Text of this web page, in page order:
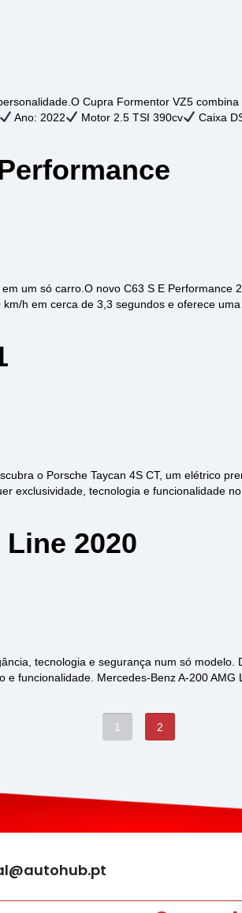
Cupra Formentor VZ5
Ano: 2022 Motor 2.5 TSI 390cv Caixa
um só carro.O novo C63 S E
h em cerca de 3,3 segundos e oferece
o Porsche Taycan 4S CT, um elétrico
exclusividade, tecnologia e funcionalidade
2020
tecnologia e segurança num só
funcionalidade. Mercedes-Benz A-200
1 2